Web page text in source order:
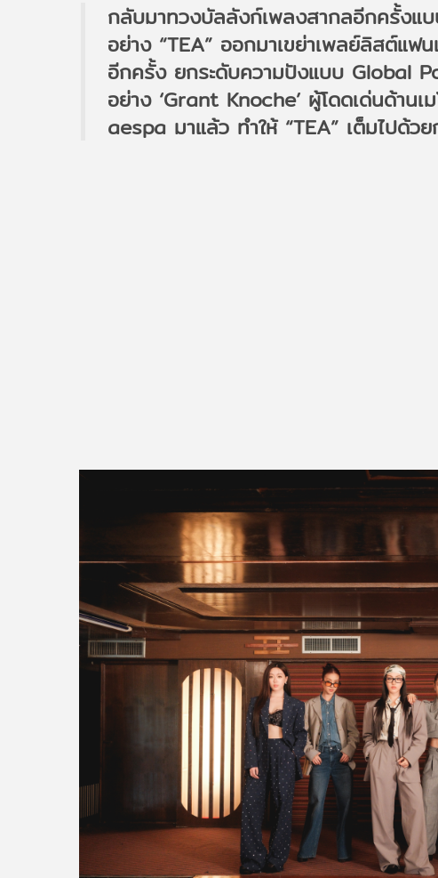
กลับมาทวงบัลลังก์เพลงสากลอีกครั้งแ
อย่าง “TEA” ออกมาเขย่าเพลย์ลิสต์แ
อีกครั้ง ยกระดับความปังแบบ Global
อย่าง ‘Grant Knoche’ ผู้โดดเด่นด้านเ
aespa มาแล้ว ทำให้ “TEA” เต็มไปด้